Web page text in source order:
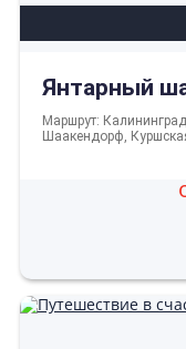
Янтарный
Маршрут:
Шаакендорф,